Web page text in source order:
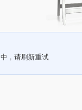
，请刷新重试